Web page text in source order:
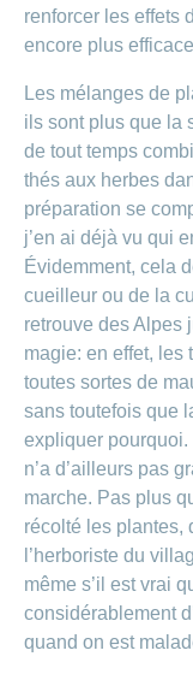
renforcer les effets
encore plus
Les mélanges de
ils sont plus que la
de tout temps
thés aux herbes
préparation se
j’en ai déjà vu qui
Évidemment, cela
cueilleur ou de la
retrouve des Alpes
magie: en effet, les
toutes sortes de
sans toutefois que
expliquer
n’a d’ailleurs pas
marche. Pas plus
récolté les plantes,
l’herboriste du
même s’il est vrai
considérablement
quand on est